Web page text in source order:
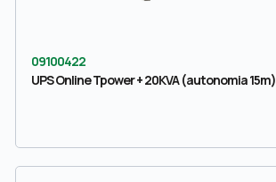
09100422
UPS Online Tpower + 20KVA (autonomia 15m)